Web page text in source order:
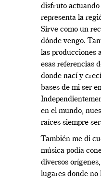
disfruto actuando
representa la
Sirve como un
dónde vengo.
las producciones
esas referencias
donde nací y
bases de mi ser
en el mundo,
raíces siempre
También me di
música podía
diversos
lugares donde no